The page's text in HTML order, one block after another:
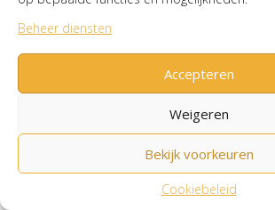
Beheer diensten
Accepteren
Weigeren
Bekijk voorkeuren
Cookiebeleid